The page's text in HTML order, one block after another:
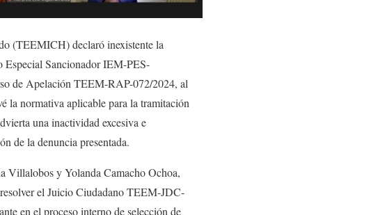
(TEEMICH) declaró inexistente la
Sancionador IEM-PES-
de Apelación TEEM-RAP-072/2024, al
la normativa aplicable para la tramitación
una inactividad excesiva e
de la denuncia presentada.
Villalobos y Yolanda Camacho Ochoa,
el Juicio Ciudadano TEEM-JDC-
en el proceso interno de selección de